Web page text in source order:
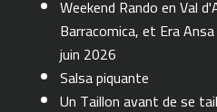
Weekend Rando en Val
Barracomica, et Era
juin 2026
Salsa piquante
Un Taillon avant de se